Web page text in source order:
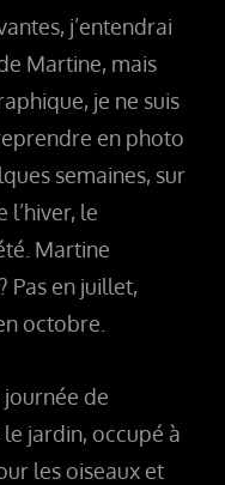
j’entendrai
Martine, mais
je ne suis
en photo
semaines, sur
l’hiver, le
Martine
Pas en juillet,
octobre.
de
jardin, occupé à
les oiseaux et